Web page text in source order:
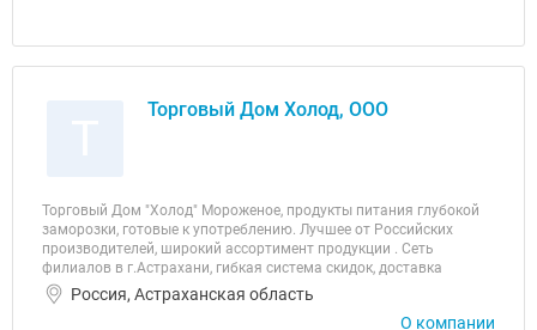
Торговый Дом Холод, ООО
Торговый Дом "Холод" Мороженое, продукты питания глубокой
заморозки, готовые к употреблению. Лучшее от Российских
производителей, широкий ассортимент продукции . Сеть
филиалов в г.Астрахани, гибкая система скидок, доставка
Россия, Астраханская область
О компании